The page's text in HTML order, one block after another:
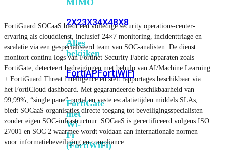
MIMO
2X23X34X48X8
Alles
bekijken
FortiAPFortiWiFi
FortiGate
met
Wi-
Fi
(FortiWiFi)
FortiGuard SOCaaS biedt een volledige security operations-center-
ervaring als clouddienst, inclusief 24×7 monitoring, incidenttriage en
escalatie via een gespecialiseerd team van SOC-analisten. De dienst
monitort continu logs van Fortinet Security Fabric-apparaten zoals
FortiGate, detecteert bedreigingen met behulp van AI/Machine Learning
+ FortiGuard Threat Intelligence en stelt rapportages beschikbaar via
het FortiCloud dashboard. Met gegarandeerde beschikbaarheid van
99,99%, “single pane” portal en vaste escalatietijden middels SLAs,
biedt SOCaaS organisaties directe toegang tot beveiligingsspecialisten
zonder eigen SOC-infrastructuur. SOCaaS is gecertificeerd volgens ISO
27001 en SOC 2 waarmee wordt voldaan aan internationale normen
voor informatiebeveiliging en compliance.